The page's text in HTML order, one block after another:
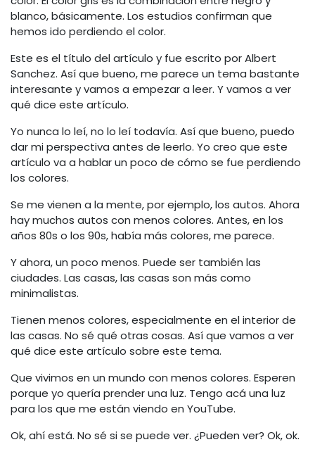
blanco, básicamente. Los estudios confirman que
hemos ido perdiendo el color.
Este es el título del artículo y fue escrito por Albert
Sanchez. Así que bueno, me parece un tema bastante
interesante y vamos a empezar a leer. Y vamos a ver
qué dice este artículo.
Yo nunca lo leí, no lo leí todavía. Así que bueno, puedo
dar mi perspectiva antes de leerlo. Yo creo que este
artículo va a hablar un poco de cómo se fue perdiendo
los colores.
Se me vienen a la mente, por ejemplo, los autos. Ahora
hay muchos autos con menos colores. Antes, en los
años 80s o los 90s, había más colores, me parece.
Y ahora, un poco menos. Puede ser también las
ciudades. Las casas, las casas son más como
minimalistas.
Tienen menos colores, especialmente en el interior de
las casas. No sé qué otras cosas. Así que vamos a ver
qué dice este artículo sobre este tema.
Que vivimos en un mundo con menos colores. Esperen
porque yo quería prender una luz. Tengo acá una luz
para los que me están viendo en YouTube.
Ok, ahí está. No sé si se puede ver. ¿Pueden ver? Ok, ok.